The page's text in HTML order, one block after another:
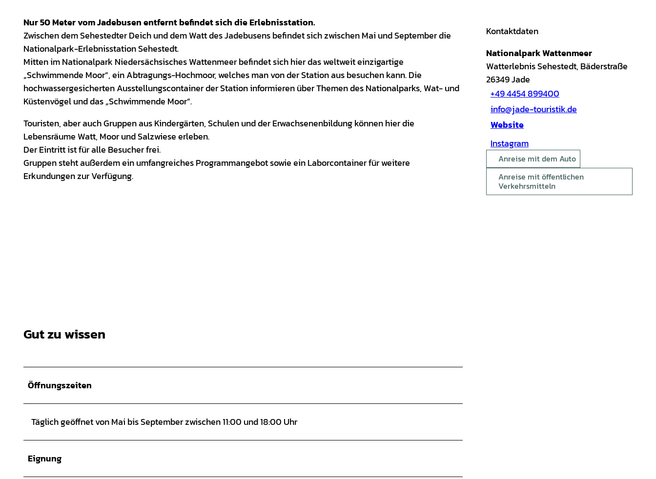
Nur 50 Meter vom Jadebusen entfernt befindet sich die Erlebnisstation.
Zwischen dem Sehestedter Deich und dem Watt des Jadebusens befindet sich zwischen Mai und September die
Nationalpark-Erlebnisstation Sehestedt.
Mitten im Nationalpark Niedersächsisches Wattenmeer befindet sich hier das weltweit einzigartige
„Schwimmende Moor“, ein Abtragungs-Hochmoor, welches man von der Station aus besuchen kann. Die
hochwassergesicherten Ausstellungscontainer der Station informieren über Themen des Nationalparks, Wat- und
Küstenvögel und das „Schwimmende Moor“.
Touristen, aber auch Gruppen aus Kindergärten, Schulen und der Erwachsenenbildung können hier die
Lebensräume Watt, Moor und Salzwiese erleben.
Der Eintritt ist für alle Besucher frei.
Gruppen steht außerdem ein umfangreiches Programmangebot sowie ein Laborcontainer für weitere
Erkundungen zur Verfügung.
Gut zu wissen
Öffnungszeiten
Täglich geöffnet von Mai bis September zwischen 11:00 und 18:00 Uhr
Eignung
Kontaktdaten
Nationalpark Wattenmeer
Watterlebnis Sehestedt, Bäderstraße
26349Jade
+49 4454 899400
info@jade-touristik.de
Website
Instagram
Anreise mit dem Auto
Anreise mit öffentlichen
Verkehrsmitteln